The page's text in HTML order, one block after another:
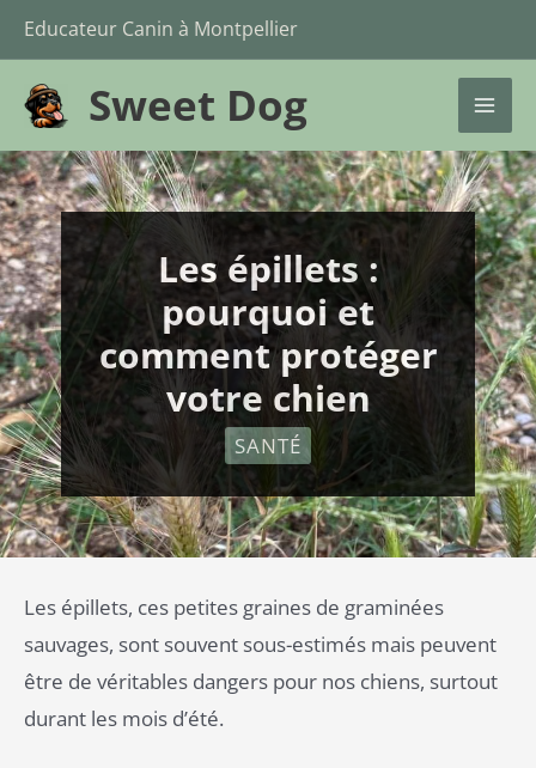
Aller
au
contenu
Educateur Canin à Montpellier
Sweet Dog
Les épillets :
pourquoi et
comment protéger
votre chien
SANTÉ
Les épillets, ces petites graines de graminées
sauvages, sont souvent sous-estimés mais peuvent
être de véritables dangers pour nos chiens, surtout
durant les mois d’été.